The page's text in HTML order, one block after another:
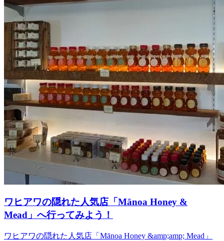
ワヒアワの隠れた人気店「Mānoa Honey &
Mead」へ行ってみよう！
ワヒアワの隠れた人気店「Mānoa Honey &amp;amp; Mead」